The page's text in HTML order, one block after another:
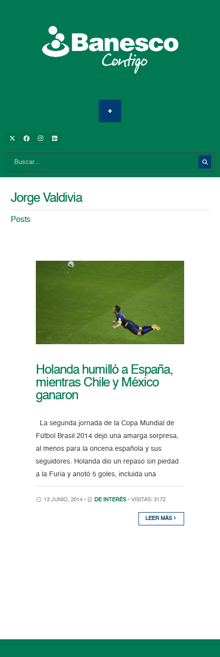
Jorge Valdivia
Posts
Holanda humilló a España,
mientras Chile y México
ganaron
La segunda jornada de la Copa Mundial de
Fútbol Brasil 2014 dejó una amarga sorpresa,
al menos para la oncena española y sus
seguidores. Holanda dio un repaso sin piedad
a la Furia y anotó 5 goles, incluida una
13 JUNIO, 2014 • DE INTERÉS • VISITAS: 3172
LEER MÁS